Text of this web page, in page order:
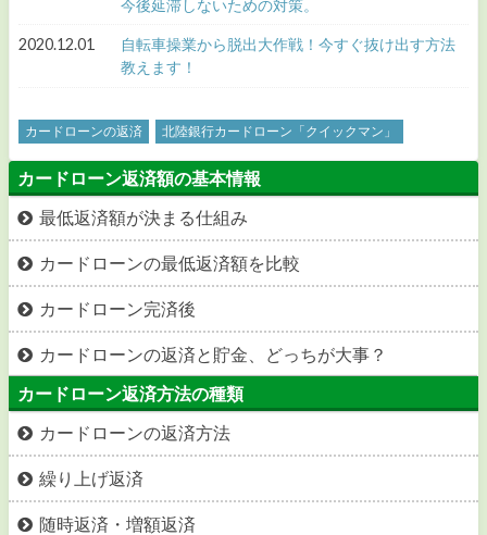
今後延滞しないための対策。
2020.12.01
自転車操業から脱出大作戦！今すぐ抜け出す方法
教えます！
カードローンの返済 北陸銀行カードローン「クイックマン」
カードローン返済額の基本情報
最低返済額が決まる仕組み
カードローンの最低返済額を比較
カードローン完済後
カードローンの返済と貯金、どっちが大事？
カードローン返済方法の種類
カードローンの返済方法
繰り上げ返済
随時返済・増額返済